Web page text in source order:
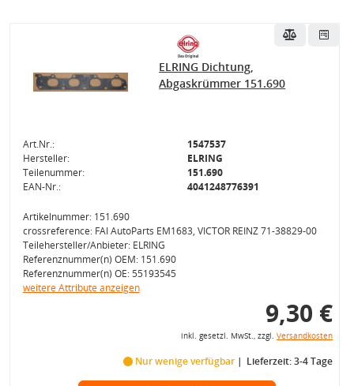
ELRING Dichtung,
Abgaskrümmer 151.690
Art.Nr.:
1547537
Hersteller:
ELRING
Teilenummer:
151.690
EAN-Nr.:
4041248776391
Artikelnummer: 151.690
crossreference: FAI AutoParts EM1683, VICTOR REINZ 71-38829-00
Teilehersteller/Anbieter: ELRING
Referenznummer(n) OEM: 151.690
Referenznummer(n) OE: 55193545
weitere Attribute anzeigen
9,30 €
inkl. gesetzl. MwSt., zzgl. Versandkosten
Nur wenige verfügbar Lieferzeit: 3-4 Tage